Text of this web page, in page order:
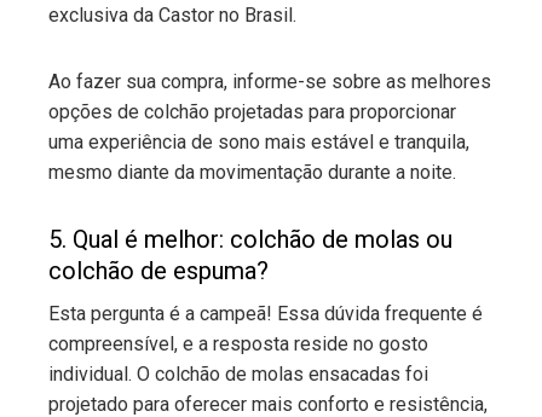
exclusiva da Castor no Brasil.
Ao fazer sua compra, informe-se sobre as melhores
opções de colchão projetadas para proporcionar
uma experiência de sono mais estável e tranquila,
mesmo diante da movimentação durante a noite.
5. Qual é melhor: colchão de molas ou
colchão de espuma?
Esta pergunta é a campeã! Essa dúvida frequente é
compreensível, e a resposta reside no gosto
individual. O colchão de molas ensacadas foi
projetado para oferecer mais conforto e resistência,